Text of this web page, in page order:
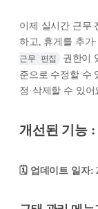
이제 실시간 근무
하고, 휴게를 추가
근무 편집
권한이
준으로 수정할 수
정·삭제할 수 있어
개선된 기능
🗓️ 업데이트 일자: